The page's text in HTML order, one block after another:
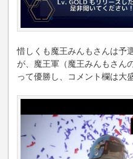
惜しくも魔王みんもさんは予
が、魔王軍（魔王みんもさん
って優勝し、コメント欄は大